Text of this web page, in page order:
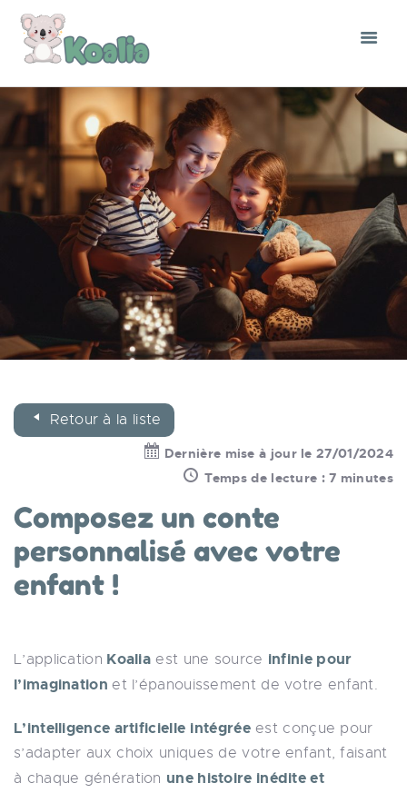
Retour à la liste
Dernière mise à jour le 27/01/2024
Temps de lecture : 7 minutes
Composez un conte
personnalisé avec votre
enfant !
L’application Koalia est une source infinie pour
l’imaginationet l’épanouissement de votre enfant.
L’intelligence artificielle intégréeest conçue pour
s’adapter aux choix uniques de votre enfant, faisant
à chaque génération une histoire inédite et